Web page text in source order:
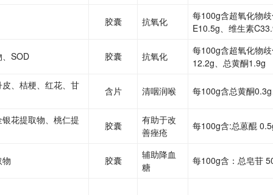
胶囊 抗氧化
每100g含超氧化物
E10.5g、维生素
SOD 胶囊 抗氧化
每100g含超氧化物
12.2g、总黄酮1.9g
、桔梗、红花、甘
含片 清咽润喉 每100g含总黄酮
花提取物、桃仁提 胶囊
有助于改
善痤疮
每100g含:总蒽醌
胶囊
辅助降血
糖
每100g含：总皂苷